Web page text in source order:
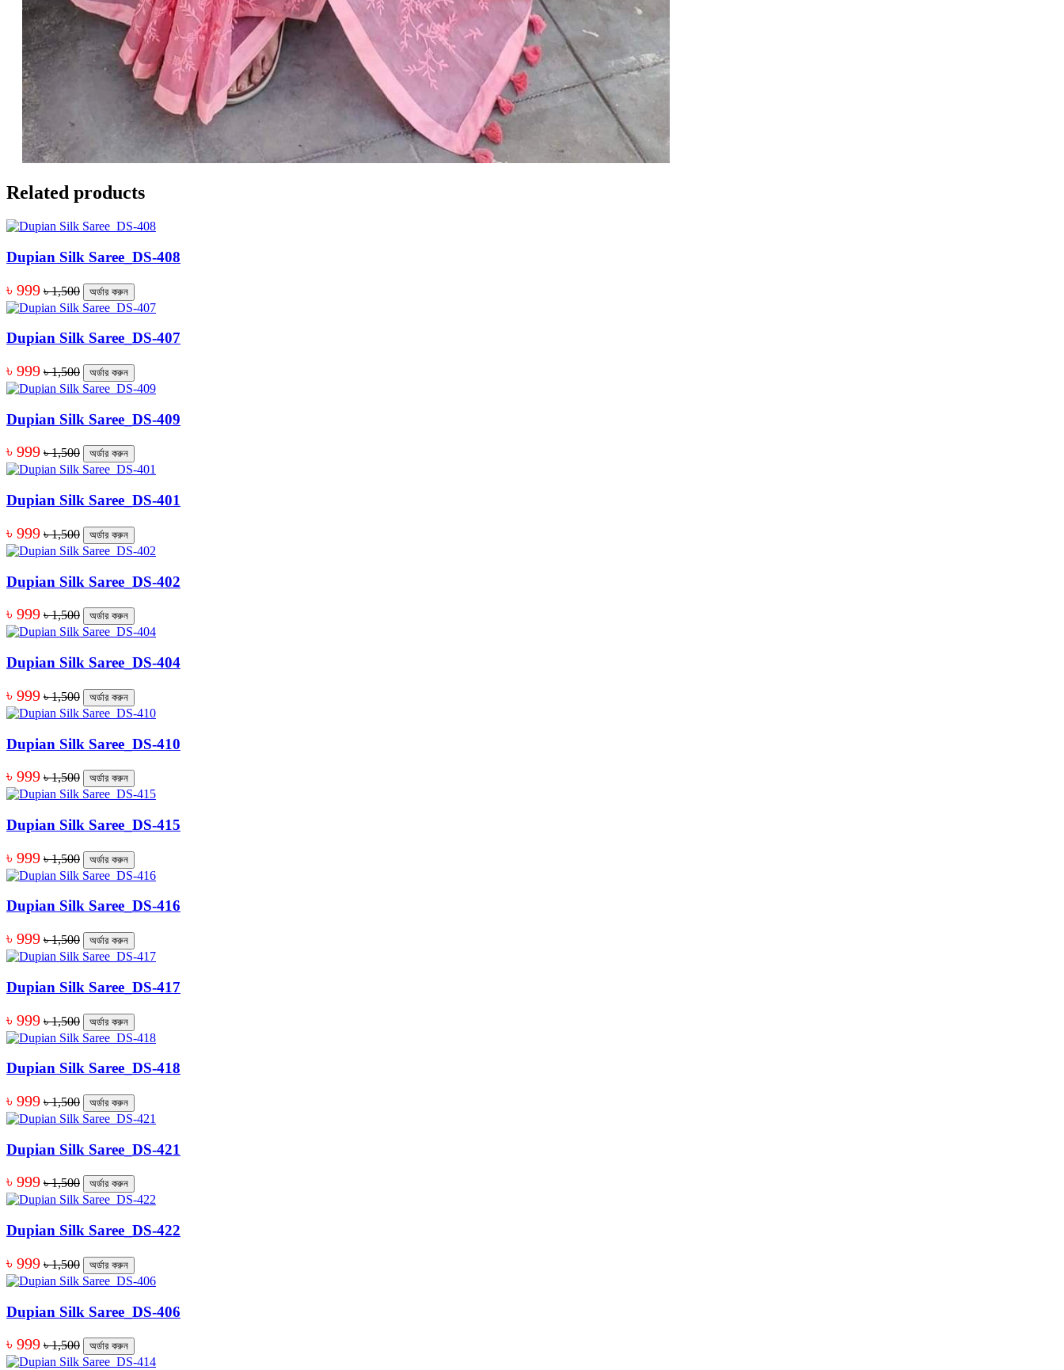
Related products
Dupian Silk Saree_DS-408
৳ 999 ৳ 1,500 অর্ডার করুন
Dupian Silk Saree_DS-407
৳ 999 ৳ 1,500 অর্ডার করুন
Dupian Silk Saree_DS-409
৳ 999 ৳ 1,500 অর্ডার করুন
Dupian Silk Saree_DS-401
৳ 999 ৳ 1,500 অর্ডার করুন
Dupian Silk Saree_DS-402
৳ 999 ৳ 1,500 অর্ডার করুন
Dupian Silk Saree_DS-404
৳ 999 ৳ 1,500 অর্ডার করুন
Dupian Silk Saree_DS-410
৳ 999 ৳ 1,500 অর্ডার করুন
Dupian Silk Saree_DS-415
৳ 999 ৳ 1,500 অর্ডার করুন
Dupian Silk Saree_DS-416
৳ 999 ৳ 1,500 অর্ডার করুন
Dupian Silk Saree_DS-417
৳ 999 ৳ 1,500 অর্ডার করুন
Dupian Silk Saree_DS-418
৳ 999 ৳ 1,500 অর্ডার করুন
Dupian Silk Saree_DS-421
৳ 999 ৳ 1,500 অর্ডার করুন
Dupian Silk Saree_DS-422
৳ 999 ৳ 1,500 অর্ডার করুন
Dupian Silk Saree_DS-406
৳ 999 ৳ 1,500 অর্ডার করুন